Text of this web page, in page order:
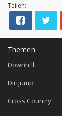
Teilen:
Themen
Downhill
Dirtjump
Cross Country